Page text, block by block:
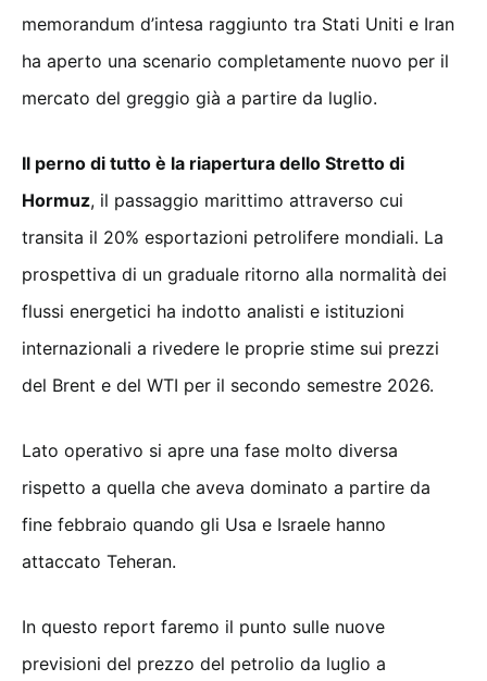
memorandum d’intesa raggiunto tra Stati Uniti e Iran
ha aperto una scenario completamente nuovo per il
mercato del greggio già a partire da luglio.
Il perno di tutto è la riapertura dello Stretto di
Hormuz, il passaggio marittimo attraverso cui
transita il 20% esportazioni petrolifere mondiali. La
prospettiva di un graduale ritorno alla normalità dei
flussi energetici ha indotto analisti e istituzioni
internazionali a rivedere le proprie stime sui prezzi
del Brent e del WTI per il secondo semestre 2026.
Lato operativo si apre una fase molto diversa
rispetto a quella che aveva dominato a partire da
fine febbraio quando gli Usa e Israele hanno
attaccato Teheran.
In questo report faremo il punto sulle nuove
previsioni del prezzo del petrolio da luglio a